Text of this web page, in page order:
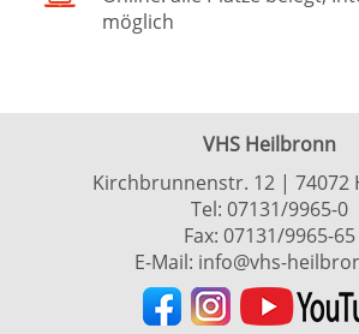
möglich
VHS Heilbronn
Kirchbrunnenstr. 12 | 74072
Tel: 07131/9965-0
Fax: 07131/9965-65
E-Mail: info@vhs-